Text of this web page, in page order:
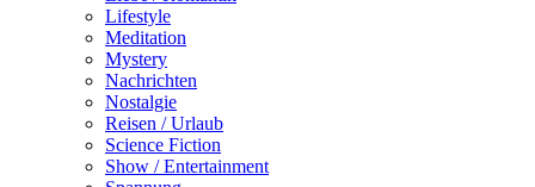
Lifestyle
Meditation
Mystery
Nachrichten
Nostalgie
Reisen / Urlaub
Science Fiction
Show / Entertainment